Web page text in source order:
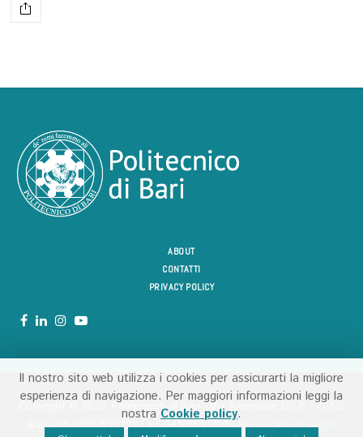
ABOUT
CONTATTI
PRIVACY POLICY
Copyright ©️ 2020. Politecnico di Bari - Via Amendola 126/b - 70126
Bari - c.f. 93051590722 | p.i. 04301530723 -PrivacyeNote legali
Il nostro sito web utilizza i cookies per assicurarti la migliore
esperienza di navigazione. Per maggiori informazioni leggi la
nostra Cookie policy.